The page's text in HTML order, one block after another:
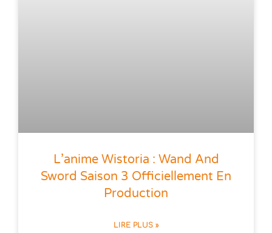
L’anime Wistoria : Wand And
Sword Saison 3 Officiellement En
Production
LIRE PLUS »